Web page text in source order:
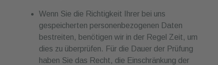
Wenn Sie die Richtigkeit Ihrer bei uns
gespeicherten personenbezogenen Daten
bestreiten, benötigen wir in der Regel Zeit, um
dies zu überprüfen. Für die Dauer der Prüfung
haben Sie das Recht, die Einschränkung der